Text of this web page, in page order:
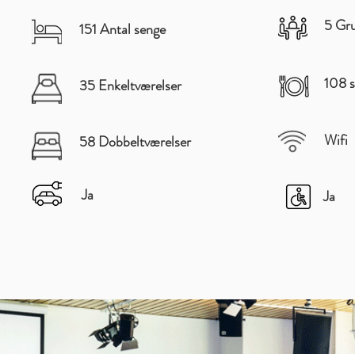
Ja Ja
108
Wifi
151 Antal senge
35 Enkeltværelser
58 Dobbeltværelser
5